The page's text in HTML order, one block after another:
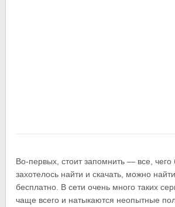
Во-первых, стоит запомнить — все,
захотелось найти и скачать, можно
бесплатно. В сети очень много таких
чаще всего и натыкаются неопытные